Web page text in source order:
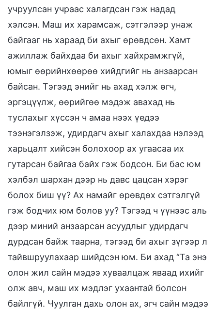
учруулсан учраас халагдсан гэж надад
хэлсэн. Маш их харамсаж, сэтгэлээр унаж
байгааг нь хараад би ахыг өрөвдсөн. Хамт
ажиллаж байхдаа би ахыг хайхрамжгүй,
юмыг өөрийнхөөрөө хийдгийг нь анзаарсан
байсан. Тэгээд энийг нь ахад хэлж өгч,
эргэцүүлж, өөрийгөө мэдэж авахад нь
туслахыг хүссэн ч амаа нээх үедээ
тээнэгэлзэж, удирдагч ахыг халахдаа нэлээд
харьцалт хийсэн болохоор ах угаасаа их
гутарсан байгаа байх гэж бодсон. Би бас юм
хэлбэл шархан дээр нь давс цацсан хэрэг
болох биш үү? Ах намайг өрөвдөх сэтгэлгүй
гэж бодчих юм болов уу? Тэгээд ч үүнээс аль
дээр миний анзаарсан асуудлыг удирдагч
дурдсан байж таарна, тэгээд би ахыг зүгээр л
тайвшруулахаар шийдсэн юм. Би ахад “Та энэ
олон жил сайн мэдээ хуваалцаж яваад ихийг
олж авч, маш их мэдлэг ухаантай болсон
байлгүй. Чуулган дахь олон ах, эгч сайн мэдээ